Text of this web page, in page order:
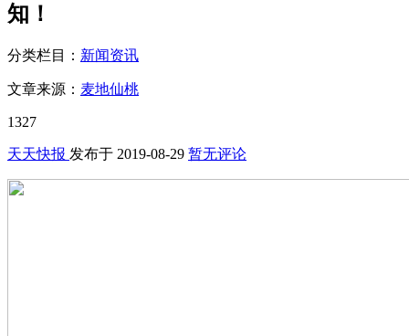
知！
分类栏目： 新闻资讯
文章来源： 麦地仙桃
1327
天天快报 发布于 2019-08-29 暂无评论